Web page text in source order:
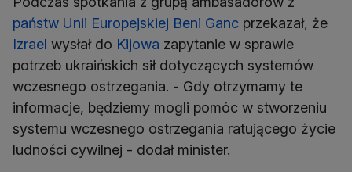
państw Unii Europejskiej Beni Ganc przekazał, że
Izrael wysłał do Kijowa zapytanie w sprawie
potrzeb ukraińskich sił dotyczących systemów
wczesnego ostrzegania. - Gdy otrzymamy te
informacje, będziemy mogli pomóc w stworzeniu
systemu wczesnego ostrzegania ratującego życie
ludności cywilnej - dodał minister.